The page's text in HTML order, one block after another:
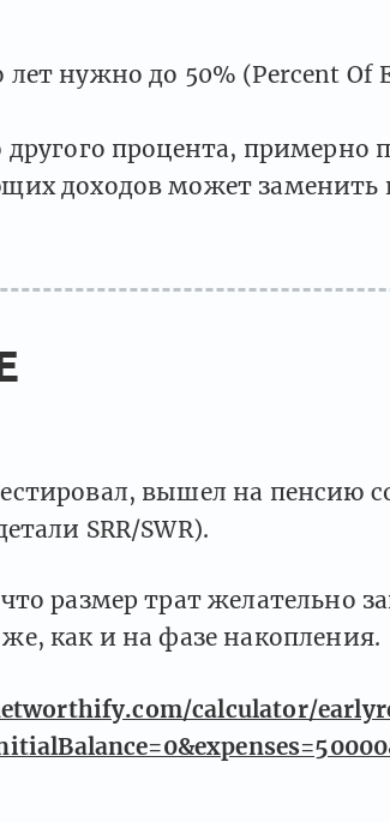
нужно до 50% (Percent Of
процента, примерно
доходов может заменить
вышел на пенсию
SRR/SWR).
размер трат желательно
как и на фазе накопления.
calculator/